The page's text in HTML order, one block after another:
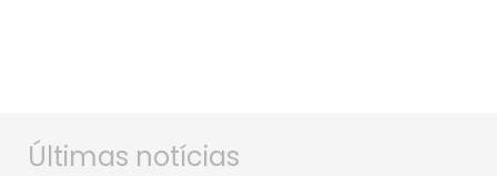
Últimas notícias